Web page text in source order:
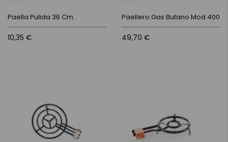
Paella Pulida 36 Cm.
10,35 €
Paellero Gas Butano Mod 400
49,70 €